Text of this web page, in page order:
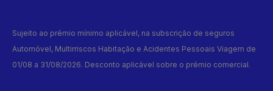
Sujeito ao prémio mínimo aplicável, na subscrição de seguros
Automóvel, Multirriscos Habitação e Acidentes Pessoais Viagem de
01/08 a 31/08/2026. Desconto aplicável sobre o prémio comercial.